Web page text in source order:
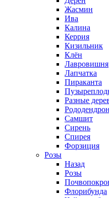
Жасмин
Ива
Калина
Керрия
Кизильник
Клён
Лавровишня
Лапчатка
Пираканта
Разные
Самшит
Сирень
Спирея
Форзиция
Розы
Назад
Розы
Флорибунда